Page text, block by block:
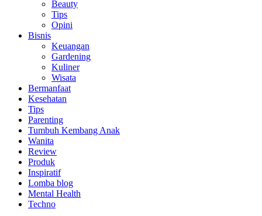
Beauty
Tips
Opini
Bisnis
Keuangan
Gardening
Kuliner
Wisata
Bermanfaat
Kesehatan
Tips
Parenting
Tumbuh Kembang Anak
Wanita
Review
Produk
Inspiratif
Lomba blog
Mental Health
Techno